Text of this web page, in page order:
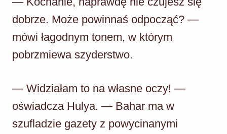
dobrze. Może powinnaś odpocząć? —
mówi łagodnym tonem, w którym
pobrzmiewa szyderstwo.
— Widziałam to na własne oczy! —
oświadcza Hulya. — Bahar ma w
szufladzie gazety z powycinanymi